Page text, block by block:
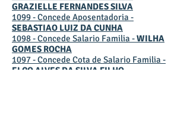
GRAZIELLE FERNANDES SILVA
1099 - Concede Aposentadoria -
SEBASTIAO LUIZ DA CUNHA
1098 - Concede Salario Familia -WILHA
GOMES ROCHA
1097 - Concede Cota de Salario Familia -
ELÇO ALVES DA SILVA FILHO